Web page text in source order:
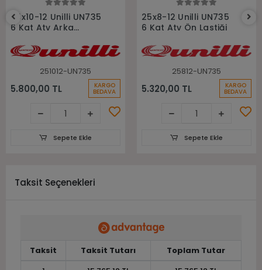
25x10-12 Unilli UN735
6 Kat Atv Arka
251012-UN735
5.800,00 TL KARGO
BEDAVA
Sepete Ekle
25x8-12 Unilli UN735
6 Kat Atv Ön Lastiği
25812-UN735
5.320,00 TL KARGO
BEDAVA
Sepete Ekle
Taksit Seçenekleri
Taksit Taksit Tutarı
Toplam Tutar